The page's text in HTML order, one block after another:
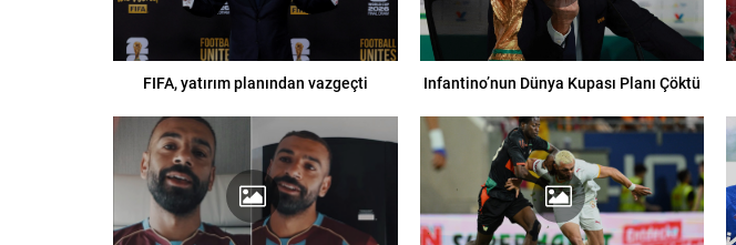
FIFA, yatırım planından vazgeçti Infantino’nun Dünya Kupası Planı Çöktü